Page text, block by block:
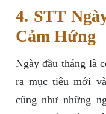
4. STT
Cảm Hứng
Ngày đầu tháng là
ra mục tiêu mới
cũng như những